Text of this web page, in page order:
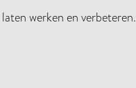
werken en verbeteren.